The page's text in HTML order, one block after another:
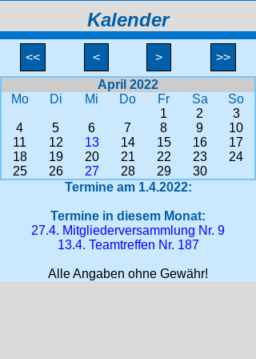
Kalender
<< < >
>>
April 2022
Mo
Di Mi Do Fr Sa
So
1
2
3
4
5 6 7 8 9
10
11
12 13 14 15 16
17
18
19 20 21 22 23
24
25
26 27 28 29
30
Termine am 1.4.2022:
Termine in diesem Monat:
27.4. Mitgliederversammlung Nr. 9
13.4. Teamtreffen Nr. 187
Alle Angaben ohne Gewähr!